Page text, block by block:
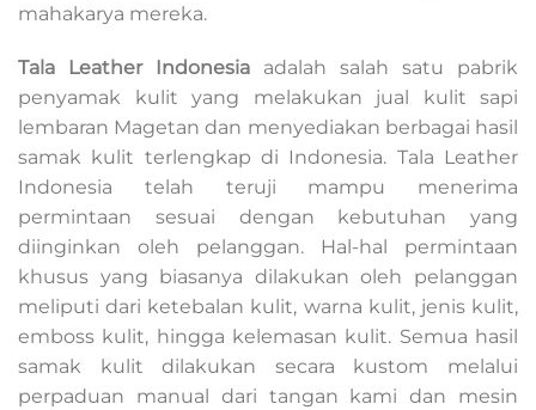
mahakarya mereka.
Tala Leather Indonesia adalah salah satu pabrik
penyamak kulit yang melakukan jual kulit sapi
lembaran Magetan dan menyediakan berbagai hasil
samak kulit terlengkap di Indonesia. Tala Leather
Indonesia telah teruji mampu menerima
permintaan sesuai dengan kebutuhan yang
diinginkan oleh pelanggan. Hal-hal permintaan
khusus yang biasanya dilakukan oleh pelanggan
meliputi dari ketebalan kulit, warna kulit, jenis kulit,
emboss kulit, hingga kelemasan kulit. Semua hasil
samak kulit dilakukan secara kustom melalui
perpaduan manual dari tangan kami dan mesin